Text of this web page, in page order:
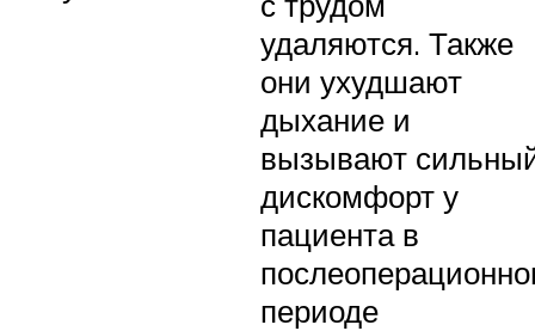
удаляются. Также
они ухудшают
дыхание и
вызывают
дискомфорт у
пациента в
периоде